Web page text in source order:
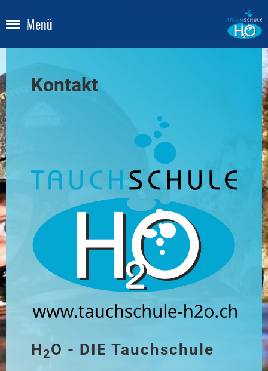
Menü
Kontakt
H2O - DIE Tauchschule